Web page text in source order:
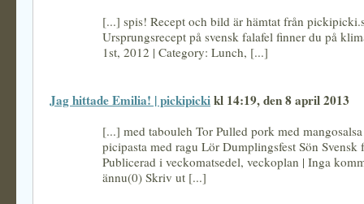
[...] spis! Recept och bild är hämtat från
Ursprungsrecept på svensk falafel finner du på
1st, 2012 | Category: Lunch, [...]
Jag hittade Emilia! | pickipickikl 14:19, den 8 april 2013
[...] med tabouleh Tor Pulled pork med
picipasta med ragu Lör Dumplingsfest Sön Svensk
Publicerad i veckomatsedel, veckoplan | Inga
ännu(0) Skriv ut [...]